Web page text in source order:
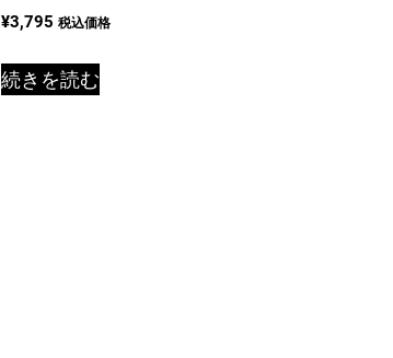
¥3,795 税込価格
続きを読む